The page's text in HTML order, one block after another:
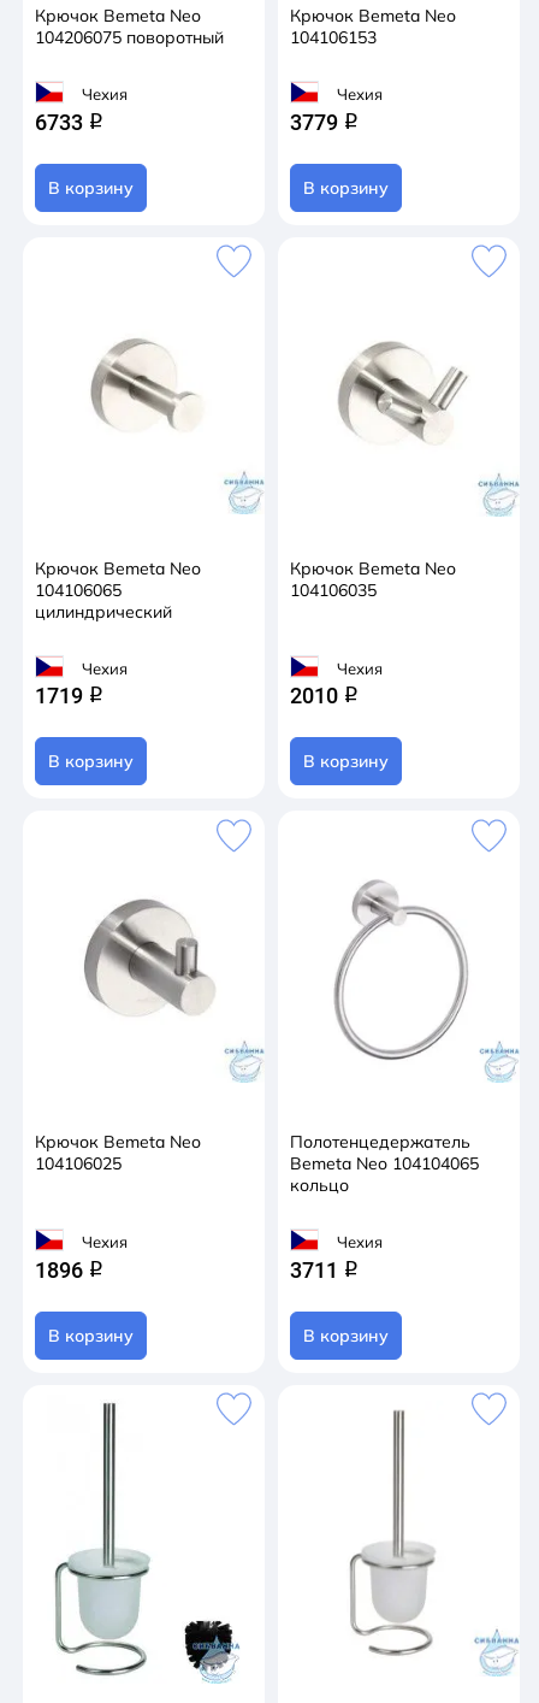
Крючок Bemeta Neo
104206075 поворотный
Чехия
6733 q
В корзину
Крючок Bemeta Neo
104106153
Чехия
3779 q
В корзину
Крючок Bemeta Neo
104106065
цилиндрический
Чехия
1719 q
В корзину
Крючок Bemeta Neo
104106035
Чехия
2010 q
В корзину
Крючок Bemeta Neo
104106025
Чехия
1896 q
В корзину
Полотенцедержатель
Bemeta Neo 104104065
кольцо
Чехия
3711 q
В корзину